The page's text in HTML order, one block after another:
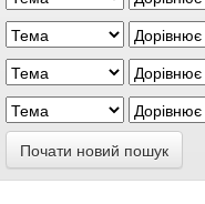
Почати новий пошук